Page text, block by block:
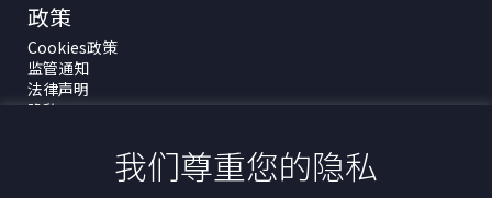
政策
Cookies政策
监管通知
法律声明
隐私
我们尊重您的隐私